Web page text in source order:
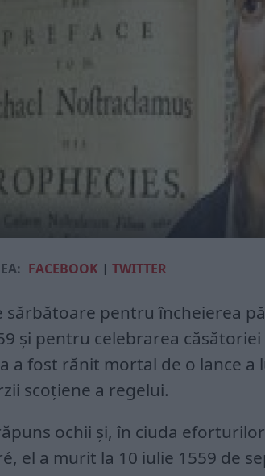
FACEBOOK | TWITTER
sărbătoare pentru încheierea
și pentru celebrarea
a fost rănit mortal de o lance
scoțiene a regelui.
ochii și, în ciuda
el a murit la 10 iulie 1559 de